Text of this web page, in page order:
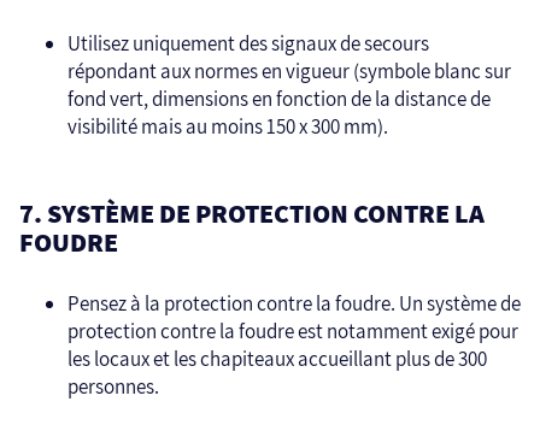
Utilisez uniquement des signaux de secours
répondant aux normes en vigueur (symbole blanc sur
fond vert, dimensions en fonction de la distance de
visibilité mais au moins 150 x 300 mm).
7. SYSTÈME DE PROTECTION CONTRE LA
FOUDRE
Pensez à la protection contre la foudre. Un système de
protection contre la foudre est notamment exigé pour
les locaux et les chapiteaux accueillant plus de 300
personnes.